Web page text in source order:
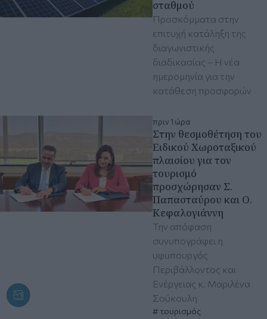
σταθμού
Προσκόμματα στην
επιτυχή κατάληξη της
διαγωνιστικής
διαδικασίας – Η νέα
ημερομηνία για την
κατάθεση προσφορών
πριν 1 ώρα
Στην θεσμοθέτηση του
Ειδικού Χωροταξικού
πλαισίου για τον
τουρισμό
προσχώρησαν Σ.
Παπασταύρου και Ο.
Κεφαλογιάννη
Την απόφαση
συνυπογράφει η
υφυπουργός
Περιβάλλοντος και
Ενέργειας κ. Μαριλένα
Σούκουλη
τουρισμός